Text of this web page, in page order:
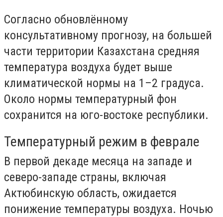
Согласно обновлённому
консультативному прогнозу, на большей
части территории Казахстана средняя
температура воздуха будет выше
климатической нормы на 1–2 градуса.
Около нормы температурный фон
сохранится на юго-востоке республики.
Температурный режим в феврале
В первой декаде месяца на западе и
северо-западе страны, включая
Актюбинскую область, ожидается
понижение температуры воздуха. Ночью